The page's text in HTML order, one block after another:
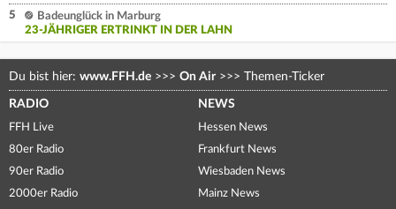
5
Badeunglück in Marburg
23-JÄHRIGER ERTRINKT IN DER LAHN
Du bist hier: www.FFH.de >>> On Air >>> Themen-Ticker
RADIO
FFH Live
80er Radio
90er Radio
2000er Radio
NEWS
Hessen News
Frankfurt News
Wiesbaden News
Mainz News